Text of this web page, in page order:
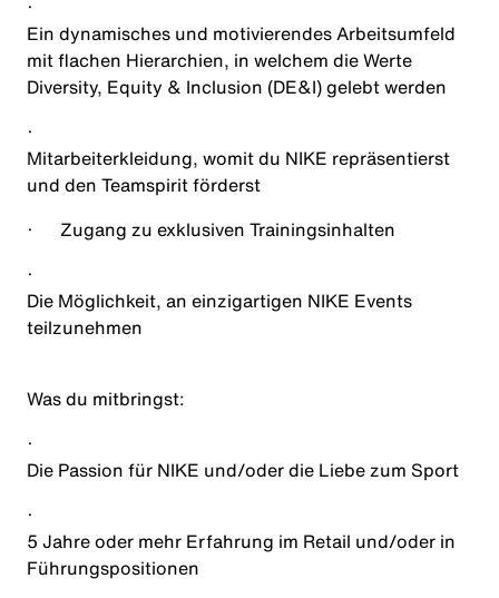
·
Ein dynamisches und motivierendes Arbeitsumfeld
mit flachen Hierarchien, in welchem die Werte
Diversity, Equity & Inclusion (DE&I) gelebt werden
·
Mitarbeiterkleidung, womit du NIKE repräsentierst
und den Teamspirit förderst
·
Zugang zu exklusiven Trainingsinhalten
·
Die Möglichkeit, an einzigartigen NIKE Events
teilzunehmen
Was du mitbringst:
·
Die Passion für NIKE und/oder die Liebe zum Sport
·
5 Jahre oder mehr Erfahrung im Retail und/oder in
Führungspositionen